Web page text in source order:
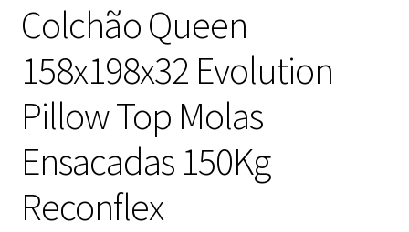
Colchão Queen
158x198x32 Evolution
Pillow Top Molas
Ensacadas 150Kg
Reconflex